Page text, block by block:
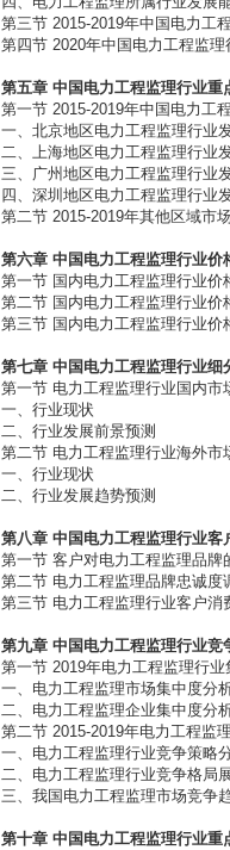
第三节 2015-2019年中国电力工
第四节 2020年中国电力工程监
第五章 中国电力工程监理行业重
第一节 2015-2019年中国电力工
一、北京地区电力工程监理行业
二、上海地区电力工程监理行业
三、广州地区电力工程监理行业
四、深圳地区电力工程监理行业
第二节 2015-2019年其他区域市
第六章 中国电力工程监理行业价
第一节 国内电力工程监理行业价
第二节 国内电力工程监理行业价
第三节 国内电力工程监理行业价
第七章 中国电力工程监理行业细
第一节 电力工程监理行业国内市
一、行业现状
二、行业发展前景预测
第二节 电力工程监理行业海外市
一、行业现状
二、行业发展趋势预测
第八章 中国电力工程监理行业客
第一节 客户对电力工程监理品牌
第二节 电力工程监理品牌忠诚度
第三节 电力工程监理行业客户消
第九章 中国电力工程监理行业竞
第一节 2019年电力工程监理行业
一、电力工程监理市场集中度分
二、电力工程监理企业集中度分
第二节 2015-2019年电力工程监
一、电力工程监理行业竞争策略
二、电力工程监理行业竞争格局
三、我国电力工程监理市场竞争
第十章 中国电力工程监理行业重